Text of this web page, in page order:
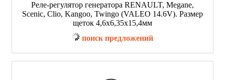
Реле-регулятор генератора RENAULT, Megane,
Scenic, Clio, Kangoo, Twingo (VALEO 14.6V). Размер
щеток 4,6x6,35x15,4мм
поиск предложений